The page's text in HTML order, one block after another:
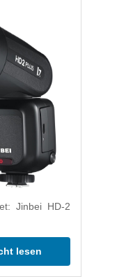
Jinbei HD-2
lesen